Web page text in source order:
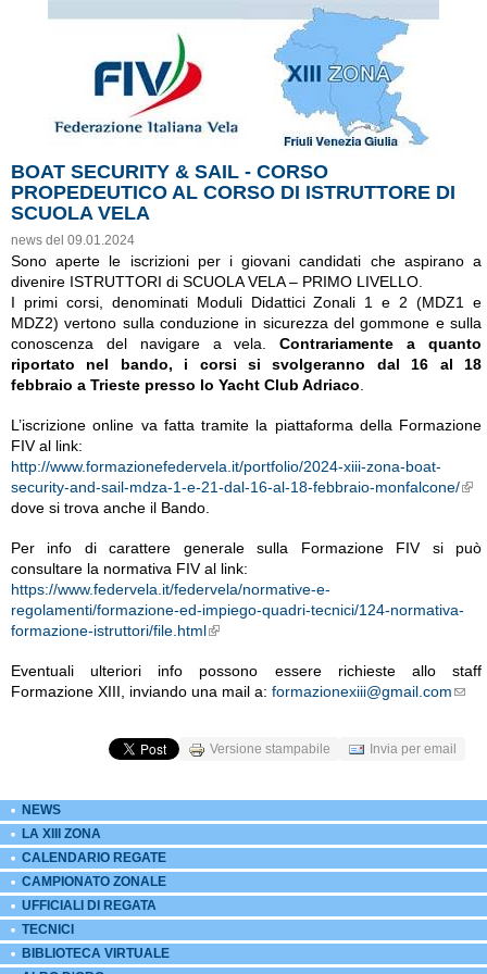
BOAT SECURITY & SAIL - CORSO
PROPEDEUTICO AL CORSO DI ISTRUTTORE DI
SCUOLA VELA
news del 09.01.2024
Sono aperte le iscrizioni per i giovani candidati che aspirano a
divenire ISTRUTTORI di SCUOLA VELA – PRIMO LIVELLO.
I primi corsi, denominati Moduli Didattici Zonali 1 e 2 (MDZ1 e
MDZ2) vertono sulla conduzione in sicurezza del gommone e sulla
conoscenza del navigare a vela.Contrariamente a quanto
riportato nel bando, i corsi si svolgeranno dal 16 al 18
febbraio a Trieste presso lo Yacht Club Adriaco
L’iscrizione online va fatta tramite la piattaforma della Formazione
FIV al link:
http://www.formazionefedervela.it/portfolio/2024-xiii-zona-boat-
security-and-sail-mdza-1-e-21-dal-16-al-18-febbraio-monfalcone/
External Links icon
dove si trova anche il Bando.
Per info di carattere generale sulla Formazione FIV si può
consultare la normativa FIV al link:
https://www.federvela.it/federvela/normative-e-
regolamenti/formazione-ed-impiego-quadri-tecnici/124-normativa-
formazione-istruttori/file.html
Eventuali ulteriori info possono essere richieste allo staff
Formazione XIII, inviando una mail a: formazionexiii@gmail.com
Versione stampabile Invia per email
NEWS
LA XIII ZONA
CALENDARIO REGATE
CAMPIONATO ZONALE
UFFICIALI DI REGATA
TECNICI
BIBLIOTECA VIRTUALE